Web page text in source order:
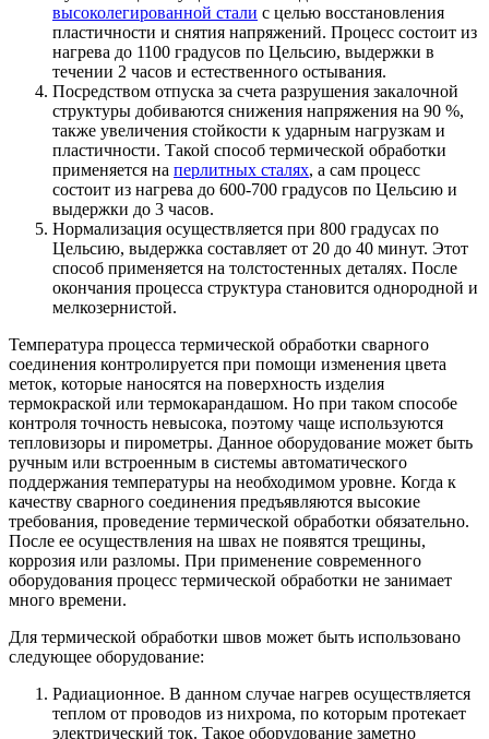
высоколегированной стали с целью восстановления
пластичности и снятия напряжений. Процесс состоит из
нагрева до 1100 градусов по Цельсию, выдержки в
течении 2 часов и естественного остывания.
Посредством отпуска за счета разрушения закалочной
структуры добиваются снижения напряжения на 90 %,
также увеличения стойкости к ударным нагрузкам и
пластичности. Такой способ термической обработки
применяется на перлитных сталях, а сам процесс
состоит из нагрева до 600-700 градусов по Цельсию и
выдержки до 3 часов.
Нормализация осуществляется при 800 градусах по
Цельсию, выдержка составляет от 20 до 40 минут. Этот
способ применяется на толстостенных деталях. После
окончания процесса структура становится однородной и
мелкозернистой.
Температура процесса термической обработки сварного
соединения контролируется при помощи изменения цвета
меток, которые наносятся на поверхность изделия
термокраской или термокарандашом. Но при таком способе
контроля точность невысока, поэтому чаще используются
тепловизоры и пирометры. Данное оборудование может быть
ручным или встроенным в системы автоматического
поддержания температуры на необходимом уровне. Когда к
качеству сварного соединения предъявляются высокие
требования, проведение термической обработки обязательно.
После ее осуществления на швах не появятся трещины,
коррозия или разломы. При применение современного
оборудования процесс термической обработки не занимает
много времени.
Для термической обработки швов может быть использовано
следующее оборудование:
Радиационное. В данном случае нагрев осуществляется
теплом от проводов из нихрома, по которым протекает
электрический ток. Такое оборудование заметно